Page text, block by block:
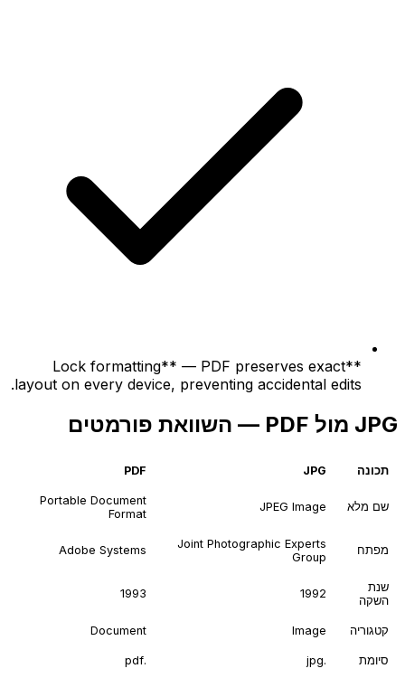
**Lock formatting** — PDF preserves exact
layout on every device, preventing accidental edits.
JPG מול PDF — השוואת פורמטים
תכונה JPG
PDF
שם מלא JPEG Image
Portable Document
Format
מפתח
Joint Photographic Experts
Group
Adobe Systems
שנת
השקה
1992
1993
קטגוריה Image
Document
סיומת .jpg
.pdf